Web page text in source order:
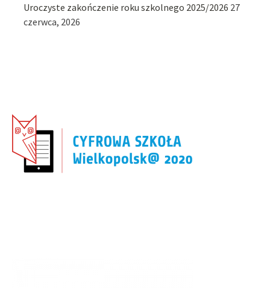
Uroczyste zakończenie roku szkolnego 2025/2026 27
czerwca, 2026